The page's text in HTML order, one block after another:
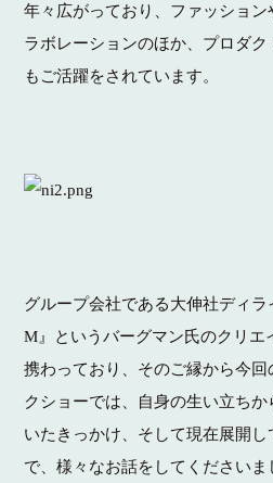
年々広がっており、ファッション
ラボレーションのほか、プロダ
もご活躍をされています。
グループ会社である大伸社ディラ
M』というバーグマン氏のクリエ
携わっており、そのご縁から今
クショーでは、自身の生い立ち
いたきっかけ、そして現在展開し
で、様々なお話をしてくださいま